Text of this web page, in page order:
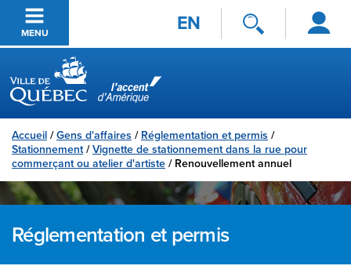
Passer au contenu principal
MENU EN
Se
connecter
Ville de Québec
Accueil /Gens d'affaires / Réglementation et permis /
Stationnement/Vignette de stationnement dans la rue pour
commerçant ou atelier d'artiste / Renouvellement annuel
Réglementation et permis